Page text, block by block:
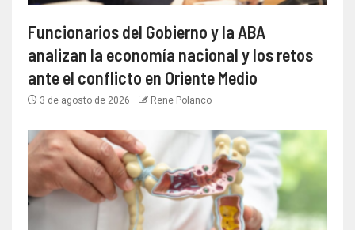
Funcionarios del Gobierno y la ABA
analizan la economía nacional y los retos
ante el conflicto en Oriente Medio
3 de agosto de 2026 Rene Polanco